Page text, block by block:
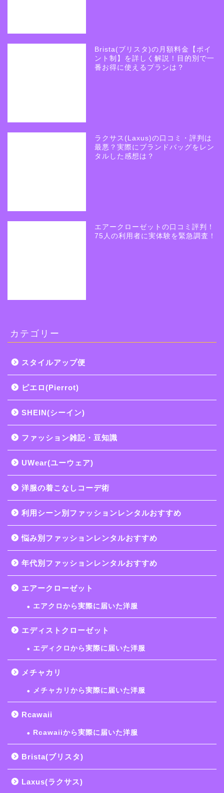
Brista(ブリスタ)の月額料金【ポイ
ント制】を詳しく解説！目的別で一
番お得に使えるプランは？
ラクサス(Laxus)の口コミ・評判は
最悪？実際にブランドバッグをレン
タルした感想は？
エアークローゼットの口コミ評判！
75人の利用者に実体験を緊急調査！
カテゴリー
スタイルアップ便
ピエロ(Pierrot)
SHEIN(シーイン)
ファッション雑記・豆知識
UWear(ユーウェア)
洋服の着こなしコーデ術
利用シーン別ファッションレンタルおすすめ
悩み別ファッションレンタルおすすめ
年代別ファッションレンタルおすすめ
エアークローゼット
エアクロから実際に届いた洋服
エディストクローゼット
エディクロから実際に届いた洋服
メチャカリ
メチャカリから実際に届いた洋服
Rcawaii
Rcawaiiから実際に届いた洋服
Brista(ブリスタ)
Laxus(ラクサス)
エアークローゼット
エディストクローゼット
Rcawaii